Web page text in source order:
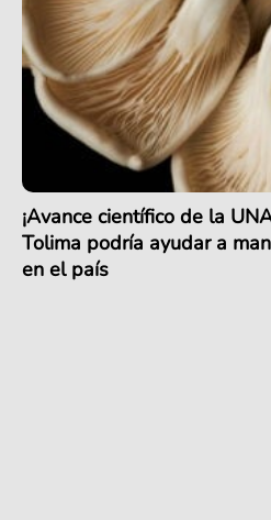
¡Avance científico de la
Tolima podría ayudar a
en el país